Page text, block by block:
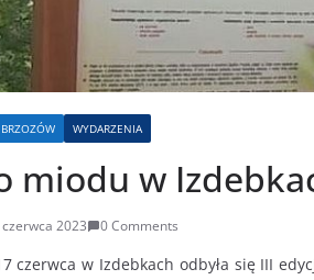
BRZOZÓW WYDARZENIA
miodu w
2023 0 Comments
czerwca w Izdebkach odbyła się III